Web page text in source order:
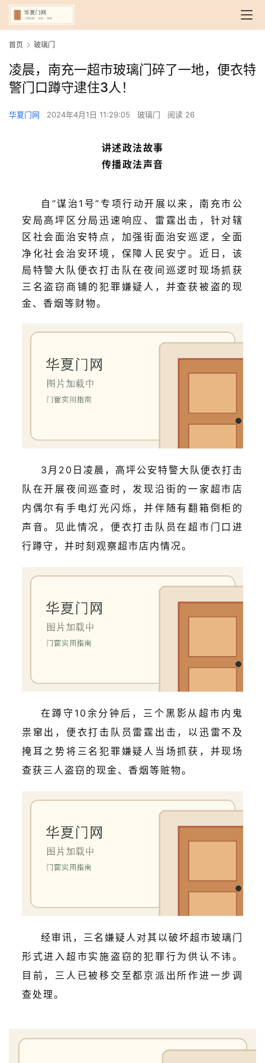
首页 玻璃门
凌晨，南充一超市玻璃门碎了一地，便衣特
警门口蹲守逮住3人！
华夏门网 2024年4月1日 11:29:05 玻璃门 阅读 26
讲述政法故事
传播政法声音
自“谋治1号”专项行动开展以来，南充市公
安局高坪区分局迅速响应、雷霆出击，针对辖
区社会面治安特点，加强街面治安巡逻，全面
净化社会治安环境，保障人民安宁。近日，该
局特警大队便衣打击队在夜间巡逻时现场抓获
三名盗窃商铺的犯罪嫌疑人，并查获被盗的现
金、香烟等财物。
3月20日凌晨，高坪公安特警大队便衣打击
队在开展夜间巡查时，发现沿街的一家超市店
内偶尔有手电灯光闪烁，并伴随有翻箱倒柜的
声音。见此情况，便衣打击队员在超市门口进
行蹲守，并时刻观察超市店内情况。
在蹲守10余分钟后，三个黑影从超市内鬼
祟窜出，便衣打击队员雷霆出击，以迅雷不及
掩耳之势将三名犯罪嫌疑人当场抓获，并现场
查获三人盗窃的现金、香烟等赃物。
经审讯，三名嫌疑人对其以破坏超市玻璃门
形式进入超市实施盗窃 的犯罪行为供认不讳。
目前，三人已被移交至都京派出所作进一步调
查处理。